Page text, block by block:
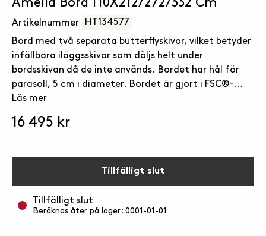
Amelia Bord 110X212/272/332 Cm
Artikelnummer HT134577
Bord med två separata butterflyskivor, vilket betyder
infällbara iläggsskivor som döljs helt under
bordsskivan då de inte används. Bordet har hål för
parasoll, 5 cm i diameter. Bordet är gjort i FSC®-
certifierad kärnfuru från Norrland.
Läs mer
16 495 kr
Tillfälligt slut
Tillfälligt slut
Beräknas åter på lager: 0001-01-01